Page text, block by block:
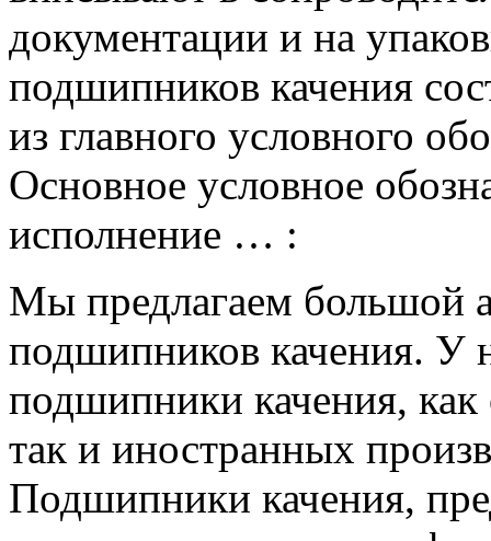
документации и на
подшипников качения
из главного условного
Основное условное
исполнение … :
Мы предлагаем большой
подшипников качения. У
подшипники качения, как
так и иностранных
Подшипники качения,